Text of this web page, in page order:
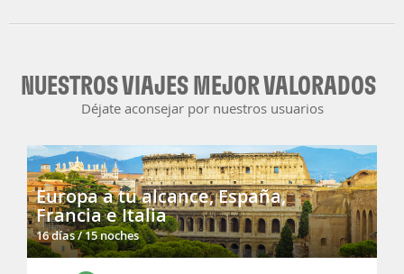
NUESTROS VIAJES MEJOR VALORADOS
Déjate aconsejar por nuestros usuarios
Europa a tu alcance, España,
Francia e Italia
16 días / 15 noches